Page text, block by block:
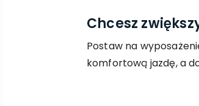
Chcesz
Postaw na
komfortową jazdę, a